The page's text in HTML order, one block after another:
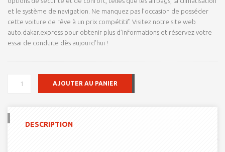
et le système de navigation. Ne manquez pas l’occasion de posséder
cette voiture de rêve à un prix compétitif. Visitez notre site web
auto.dakar.express pour obtenir plus d’informations et réservez votre
essai de conduite dès aujourd’hui !
QUANTITÉ
AJOUTER AU PANIER
DESCRIPTION